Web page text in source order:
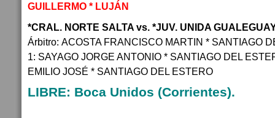
GUILLERMO * LUJÁN
*CRAL. NORTE SALTA vs. *JUV. UNIDA
Árbitro: ACOSTA FRANCISCO MARTIN * SANTIAGO
1: SAYAGO JORGE ANTONIO * SANTIAGO DEL
EMILIO JOSÉ * SANTIAGO DEL ESTERO
LIBRE: Boca Unidos (Corrientes).